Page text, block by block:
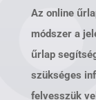
Az online
módszer a
űrlap
szükséges
felvesszük